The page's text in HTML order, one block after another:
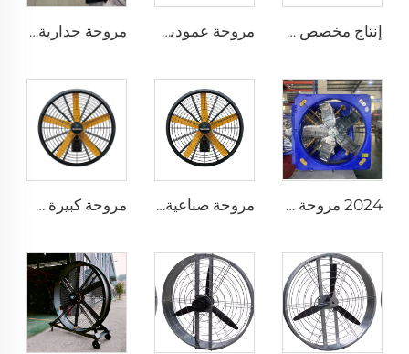
إنتاج مخصص بمروحة عملاقة ذات حجم كبير وسرعة منخفضة قطرها 16 قدم (5 أمتار) ومزودة بمحرك PMSM مروحة عمودية عملاقة بمحرك Pmsm بطول 12 قدمًا و3.7 مترًا مزودة برذاذ عالي السرعة ومروحة ضباب عمودية مروحة جدارية رذاذ ماء شائعة البيع مع التحكم عن بعد، قطر 35 بوصة، مروحة تبريد رذاذ متذبذبة
2024 مروحة تهوية باردة لبarn الأبقار بحجم كبير قطرها 1140 و1380 ملم مروحة صناعية مثبتة على الحائط بقطر 47 بوصة وبمحرك PMSM نوع IE5 وجودة عالية مروحة كبيرة سرعة عالية قابلة للتركيب على الجدار بأحجام 0.9 متر و1.2 متر للمصانع والتجارة